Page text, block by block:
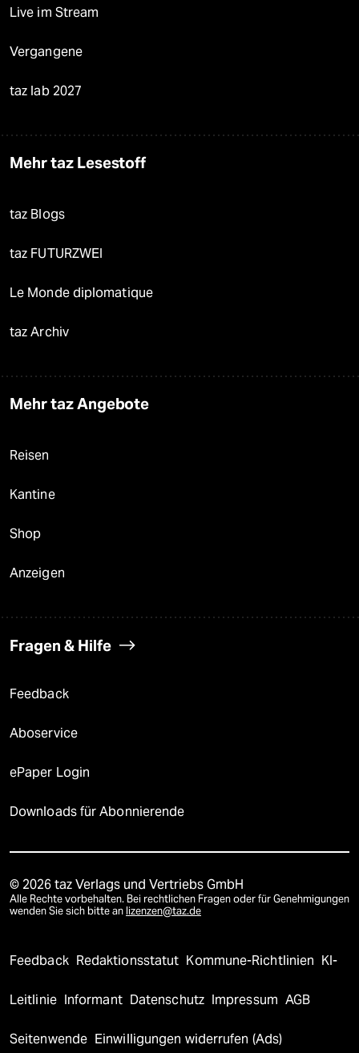
Live im Stream
Vergangene
taz lab 2027
Mehr taz Lesestoff
taz Blogs
taz FUTURZWEI
Le Monde diplomatique
taz Archiv
Mehr taz Angebote
Reisen
Kantine
Shop
Anzeigen
Fragen & Hilfe
Feedback
Aboservice
ePaper Login
Downloads für Abonnierende
© 2026 taz Verlags und Vertriebs GmbH
Alle Rechte vorbehalten. Bei rechtlichen Fragen oder für Genehmigungen
wenden Sie sich bitte an lizenzen@taz.de
Feedback Redaktionsstatut Kommune-Richtlinien KI-
Leitlinie Informant Datenschutz Impressum AGB
Seitenwende Einwilligungen widerrufen (Ads)